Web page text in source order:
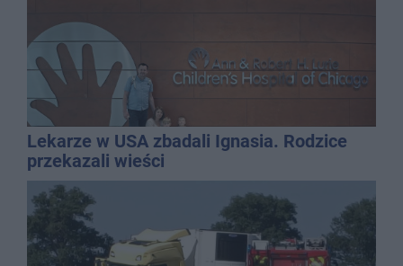
Lekarze w USA zbadali Ignasia. Rodzice
przekazali wieści